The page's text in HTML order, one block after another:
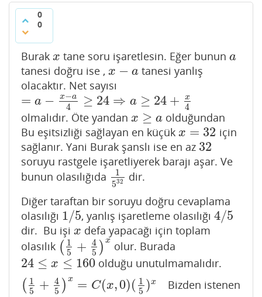
0
0
Burak x
x tane soru işaretlesin. Eğer bunun a
a
tanesi doğru ise , x − a
x− a
tanesi yanlış
olacaktır. Net sayısı
= a − x−a
4 ≥ 24 ⇒ a ≥ 24 + x
4
=a −x −a 4≥24 ⇒a ≥24 +x4
olmalıdır. Öte yandan x ≥ a
x≥ a
olduğundan
Bu eşitsizliği sağlayan en küçük x = 32
x= 32
için
sağlanır. Yani Burak şanslı ise en az 32
32
soruyu rastgele işaretliyerek barajı aşar. Ve
bunun olasılığıda
1
532
1532dir.
Diğer taraftan bir soruyu doğru cevaplama
olasılığı 1/5
1/5 , yanlış işaretleme olasılığı4/5
4/5
dir. Bu işi x
x defa yapacağı için toplam
olasılık ( 1
5
+ 4
5 ) x
(15 +45 )x olur. Burada
24 ≤ x ≤ 160
24≤ x≤ 160 olduğu unutulmamalıdır.
( 1
5
+ 4
5 ) x = C(x,0)( 1
5 )x
(15 +45 )x =C x,0 )(15)x+C(x ,1 (1 x−1(45)+C(x,2)(1
Bizden istenen